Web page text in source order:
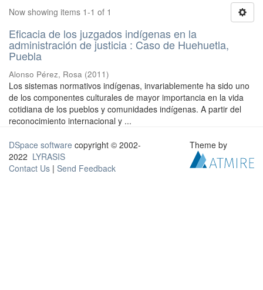
Now showing items 1-1 of 1
Eficacia de los juzgados indígenas en la
administración de justicia : Caso de Huehuetla,
Puebla
Alonso Pérez, Rosa (2011)
Los sistemas normativos indígenas, invariablemente ha sido uno
de los componentes culturales de mayor importancia en la vida
cotidiana de los pueblos y comunidades indígenas. A partir del
reconocimiento internacional y ...
DSpace software copyright © 2002-
2022 LYRASIS
Contact Us | Send Feedback
Theme by